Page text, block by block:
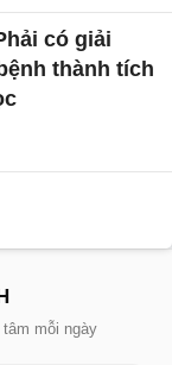
có giải
thành tích
mỗi ngày